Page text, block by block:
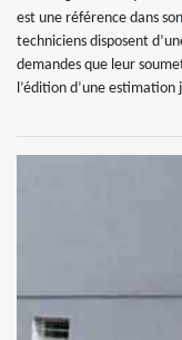
est une référence dans
techniciens disposent
demandes que leur
l’édition d’une estimation